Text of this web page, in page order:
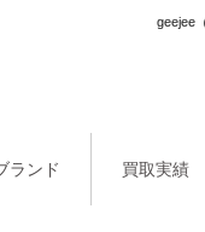
geejee
ランド 買取実績